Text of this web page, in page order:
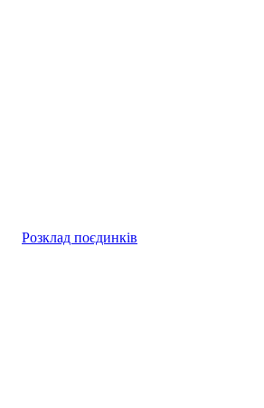
Розклад поєдинків